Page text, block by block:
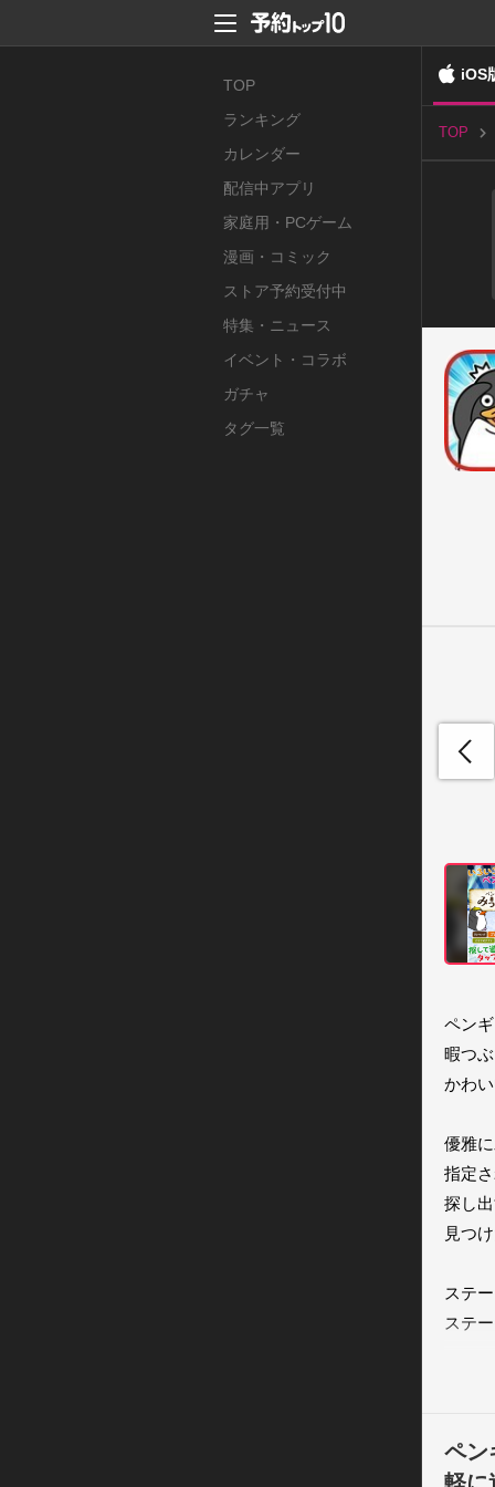
TOP
ランキング
カレンダー
配信中アプリ
家庭用・PCゲーム
漫画・コミック
ストア予約受付中
特集・ニュース
イベント・コラボ
ガチャ
タグ一覧
iOS
TOP
ペン
暇つ
かわ
優雅
指定
探し
見つ
ステ
ステ
など
ペン
ペン